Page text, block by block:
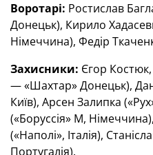
Воротарі: Ростислав
Донецьк), Кирило
Німеччина), Федір
Захисники: Єгор
— «Шахтар» Донецьк),
Київ), Арсен Залипка
(«Боруссія» М,
(«Наполі», Італія),
Португалія).